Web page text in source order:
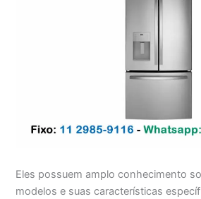
Eles possuem amplo conhecimento
modelos e suas características